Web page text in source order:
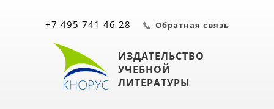
ИЗДАТЕЛЬСТВО
УЧЕБНОЙ
ЛИТЕРАТУРЫ
+7 495 741 46 28 Обратная связь